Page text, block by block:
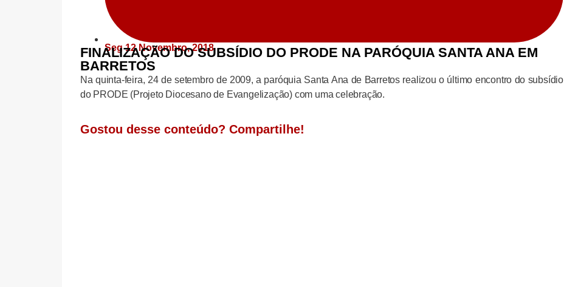
Seg 12 Novembro, 2018
FINALIZAÇÃO DO SUBSÍDIO DO PRODE NA PARÓQUIA SANTA ANA EM
BARRETOS
Na quinta-feira, 24 de setembro de 2009, a paróquia Santa Ana de Barretos realizou o último encontro do subsídio
do PRODE (Projeto Diocesano de Evangelização) com uma celebração.
Gostou desse conteúdo? Compartilhe!